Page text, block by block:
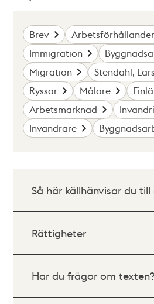
Brev
Immigration
Migration
Stendahl, Lars
Ryssar
Målare
Arbetsmarknad
Invandrare
Så här källhänvisar du
Rättigheter
Har du frågor om texten?